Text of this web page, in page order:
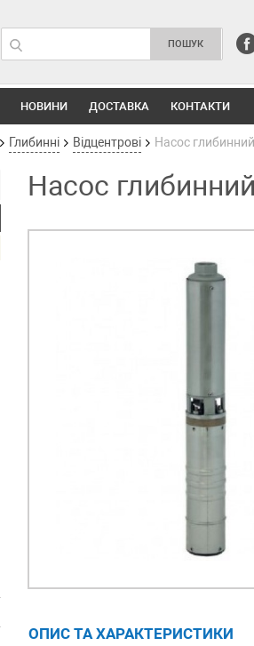
НОВИНИ ДОСТАВКА КОНТАКТИ
Глибинні Відцентрові Насос
Насос
ОПИС ТА ХАРАКТЕРИСТИКИ